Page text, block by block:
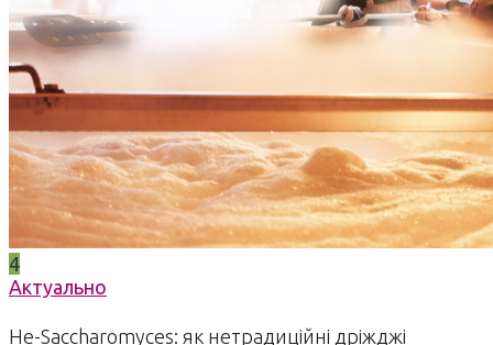
4
Актуально
Не-Saccharomyces: як нетрадиційні дріжджі